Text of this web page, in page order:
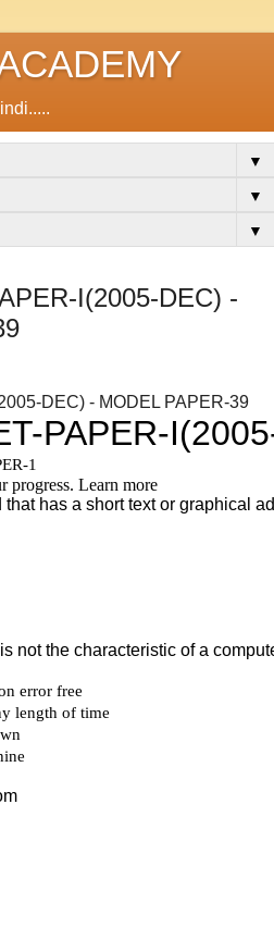
▼
▼
▼
I(2005-DEC) -
DEC) - MODEL PAPER-39